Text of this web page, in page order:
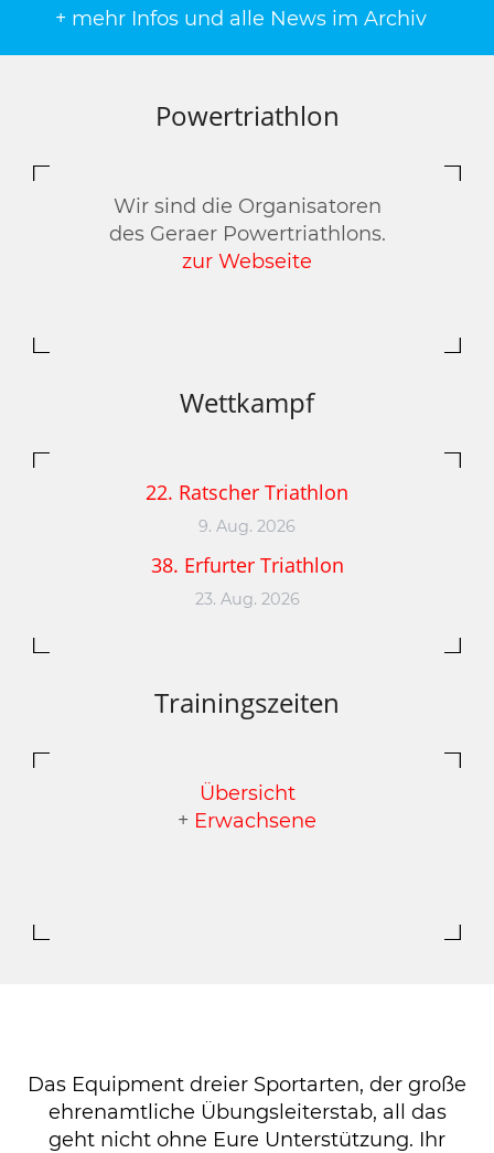
+ mehr Infos und alle News im Archiv
Powertriathlon
Wir sind die Organisatoren
des Geraer Powertriathlons.
zur Webseite
Wettkampf
22. Ratscher Triathlon
9. Aug. 2026
38. Erfurter Triathlon
23. Aug. 2026
Trainingszeiten
Übersicht
+ Erwachsene
Das Equipment dreier Sportarten, der große
ehrenamtliche Übungsleiterstab, all das
geht nicht ohne Eure Unterstützung. Ihr